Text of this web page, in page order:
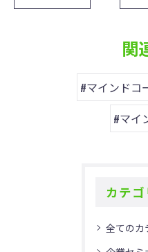
関
#マインドコ
#マイ
カテゴ
全てのカ